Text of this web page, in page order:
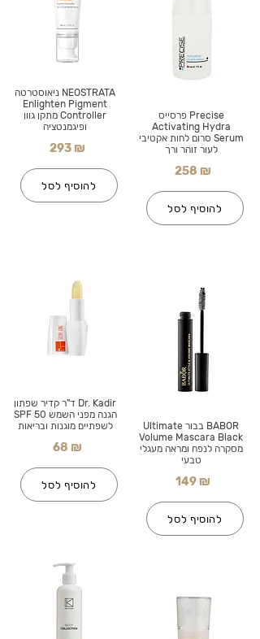
NEOSTRATA ניאוסטרטה
Enlighten Pigment
Controller מתקן גוון
ופיגמנטציה
293 ₪
להוסיף לסל
Dr. Kadir ד"ר קדיר שפתון
הגנה מפני השמש SPF 50
לשפתיים מוגנות ובריאות
68 ₪
להוסיף לסל
Precise פרסייס
Activating Hydra
Serum סרום לחות אקטיבי
לעור זוהר ורך
258 ₪
להוסיף לסל
BABOR בבור Ultimate
Volume Mascara Black
מסקרה לנפח ומראה מעגלי
טבעי
149 ₪
להוסיף לסל